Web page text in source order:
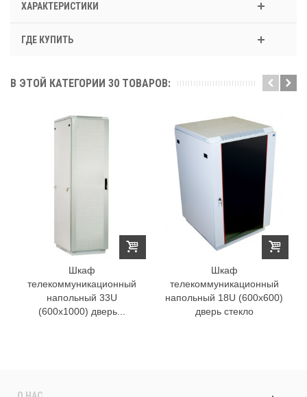
ХАРАКТЕРИСТИКИ
ГДЕ КУПИТЬ
В ЭТОЙ КАТЕГОРИИ 30 ТОВАРОВ:
Шкаф
телекоммуникационный
напольный 33U
(600x1000) дверь...
Шкаф
телекоммуникационный
напольный 18U (600x600)
дверь стекло